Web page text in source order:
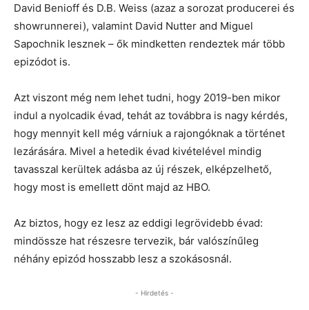
David Benioff és D.B. Weiss (azaz a sorozat producerei és
showrunnerei), valamint David Nutter and Miguel
Sapochnik lesznek – ők mindketten rendeztek már több
epizódot is.
Azt viszont még nem lehet tudni, hogy 2019-ben mikor
indul a nyolcadik évad, tehát az továbbra is nagy kérdés,
hogy mennyit kell még várniuk a rajongóknak a történet
lezárására. Mivel a hetedik évad kivételével mindig
tavasszal kerültek adásba az új részek, elképzelhető,
hogy most is emellett dönt majd az HBO.
Az biztos, hogy ez lesz az eddigi legrövidebb évad:
mindössze hat részesre tervezik, bár valószínűleg
néhány epizód hosszabb lesz a szokásosnál.
- Hirdetés -